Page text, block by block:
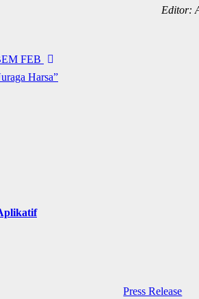
Editor:
FEB
Harsa”
Press Release